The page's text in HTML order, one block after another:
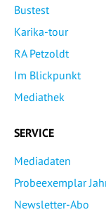
Bustest
Karika-tour
RA Petzoldt
Im Blickpunkt
Mediathek
SERVICE
Mediadaten
Probeexemplar
Newsletter-Abo